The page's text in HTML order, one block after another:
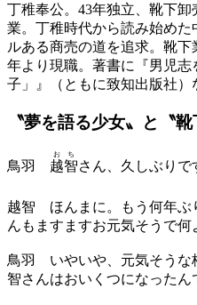
丁稚奉公。43年独立、靴下
業。丁稚時代から読み始め
ルある商売の道を追求。靴
年より現職。著書に『男児
子」』（ともに致知出版社）
〝夢を語る少女〟と〝靴
鳥羽 越智
おち
さん、久しぶりで
越智 ほんまに。もう何年ぶ
んもますますお元気そうで何
鳥羽
いやいや、元気そうな
智さんはおいくつになったん